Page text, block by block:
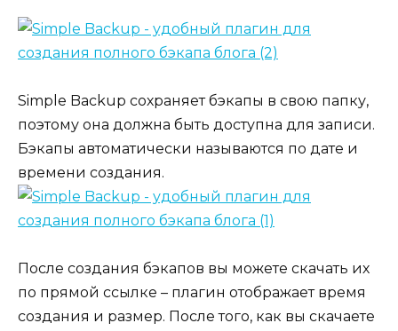
Simple Backup сохраняет бэкапы в свою папку,
поэтому она должна быть доступна для записи.
Бэкапы автоматически называются по дате и
времени создания.
После создания бэкапов вы можете скачать их
по прямой ссылке – плагин отображает время
создания и размер. После того, как вы скачаете